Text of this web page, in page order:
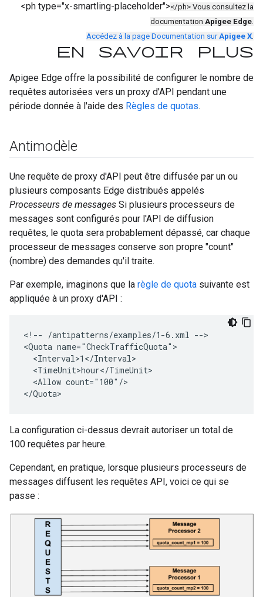
<ph type="x-smartling-placeholder"></ph> Vous consultez la
documentation Apigee Edge.
Accédez à la page Documentation surApigee X.
En savoir plus
Apigee Edge offre la possibilité de configurer le nombre de
requêtes autorisées vers un proxy d'API pendant une
période donnée à l'aide des Règles de quotas.
Antimodèle
Une requête de proxy d'API peut être diffusée par un ou
plusieurs composants Edge distribués appelés
Processeurs de messages Si plusieurs processeurs de
messages sont configurés pour l'API de diffusion
requêtes, le quota sera probablement dépassé, car chaque
processeur de messages conserve son propre "count"
(nombre) des demandes qu'il traite.
Par exemple, imaginons que la règle de quota suivante est
appliquée à un proxy d'API :
< !-- /antipatterns/examples/1-6.xml -->
<Quota name="CheckTrafficQuota"
  <Interval>1</Interval>
  <TimeUnit>hour</TimeUnit>
  <Allow count="100"/>
</Quota>
La configuration ci-dessus devrait autoriser un total de
100 requêtes par heure.
Cependant, en pratique, lorsque plusieurs processeurs de
messages diffusent les requêtes API, voici ce qui se
passe :